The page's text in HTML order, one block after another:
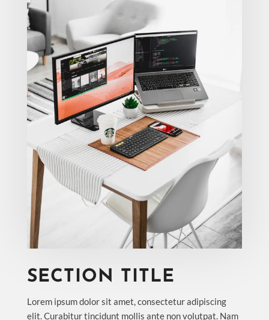
SECTION TITLE
Lorem ipsum dolor sit amet, consectetur adipiscing
elit. Curabitur tincidunt mollis ante non volutpat. Nam